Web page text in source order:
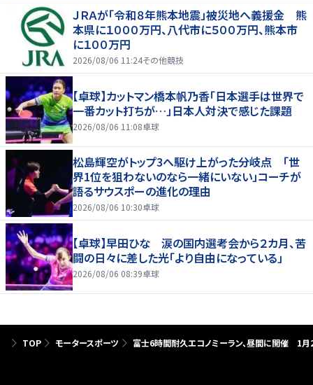
ＪＲＡが「令和８年熊本地震」被災地へ義援金 熊
本県に１０００万円、八代市に５００万円、熊本市
に１００万円
2026/08/06 11:24その他競技
【卓球】カットマン橋本帆乃香「日本選手は世界で
一番カット打ちが…」日本人対決で感じた課題
2026/08/06 11:08卓球
松島輝空がトップ3へ駆け上がった分岐点 「世
界1位を狙わないのなら一緒にいない」コーチが
語るサウスポーの進化の理由
2026/08/06 10:30卓球
【卓球】早田ひな 涙の国内選考会から２カ月、苦
闘の日々に差した光「より自由になっている」
2026/08/06 08:39卓球
TOP モータースポーツ 富士6時間耐久エコノミーラン、昼間に開催 1月